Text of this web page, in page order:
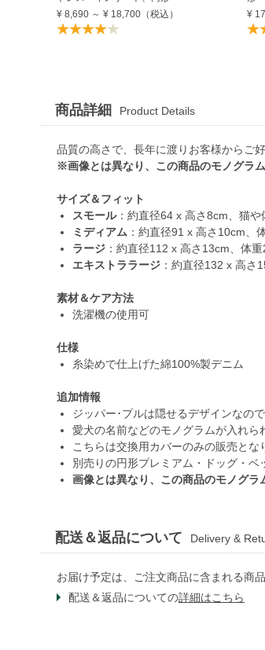
¥ 8,690 ～ ¥ 18,700 （税込）
¥
商品詳細 Product Details
品質の高さで、長年に渡りお客様からご
※画像とは異なり、この商品のモノグラ
サイズ＆フィット
スモール：約直径64 x 高さ8cm、猫や
ミディアム ：約直径91 x 高さ10cm、
ラージ ：約直径112 x 高さ13cm、体
エキストララージ ：約直径132 x 高さ
素材＆ケア方法
洗濯機の使用可
仕様
糸染めで仕上げた綿100%製デニム
追加情報
ジッパー･プルは隠せるデザインなの
愛犬の名前などのモノグラムが入れら
こちらは交換用カバーのみの販売とな
別売りの円形プレミアム・ドッグ・
画像とは異なり、この商品のモノグラ
配送＆返品について Delivery &
お届け予定は、ご注文商品に含まれる商
配送＆返品についての詳細はこちら